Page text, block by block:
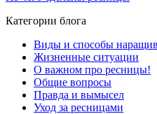
Категории блога
Виды и способы
Жизненные ситуации
О важном про ресницы!
Общие вопросы
Правда и вымысел
Уход за ресницами